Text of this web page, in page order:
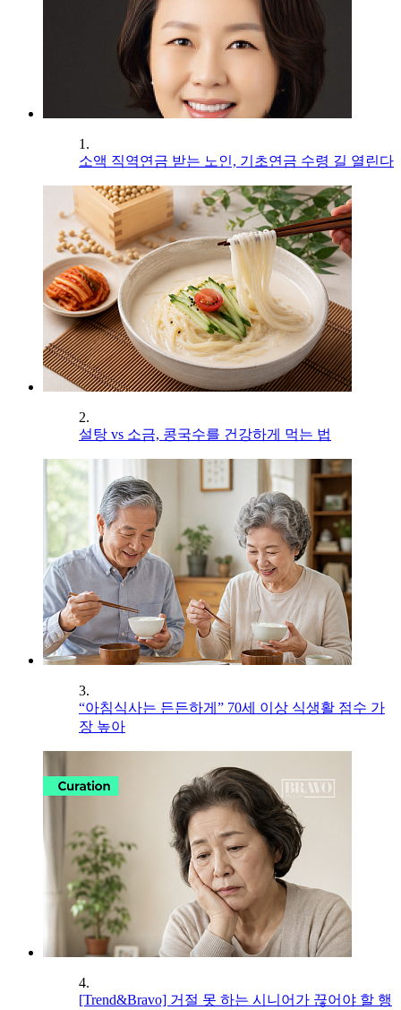
1.
소액 직역연금 받는 노인, 기초연금 수령 길 열린다
2.
설탕 vs 소금, 콩국수를 건강하게 먹는 법
3.
“아침식사는 든든하게” 70세 이상 식생활 점수 가
장 높아
4.
[Trend&Bravo] 거절 못 하는 시니어가 끊어야 할 행